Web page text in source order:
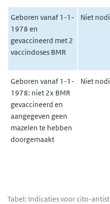
Tabel: Indicaties voor cito-
Geboren vanaf 1-1-
1978 en
gevaccineerd met 2
vaccindoses BMR
Niet
Geboren vanaf 1-1-
1978: niet 2x BMR
gevaccineerd en
aangegeven geen
mazelen te hebben
doorgemaakt
Niet